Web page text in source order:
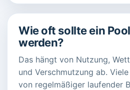
Wie oft sollte ein
werden?
Das hängt von Nutzung,
und Verschmutzung ab.
von regelmäßiger laufender